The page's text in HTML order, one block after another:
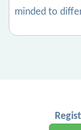
minded to